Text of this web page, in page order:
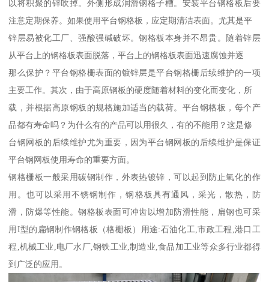
以将积聚的锌吹掉。外侧形成润滑钢格子槽。安装平台钢格板后要
注意定期保养。如果使用平台钢格板，应定期清洁表面。尤其是平
锌层易被化工厂、强酸强碱破坏。钢格板本身并不昂贵。随着锌层
从平台上的钢格板表面脱落，平台上的钢格板表面迅速腐蚀并逐
那么保护？平台钢格栅表面的镀锌层是平台钢格栅后续维护的一项
主要工作。其次，由于高原钢板的硬度随着材料的变化而变化，所
载，并根据高原钢板的规格施加适当的载荷。平台钢格板，每个产
品都有寿命吗？为什么有的产品可以用很久，有的不能用？这是修
台钢网板的后续维护尤为重要，因为平台钢网板的后续维护是保证
平台钢网板使用寿命的重要方面。
钢格栅板一般采用碳钢制作，外表热镀锌，可以起到防止氧化的作
用。也可以采用不锈钢制作，钢格板具有通风，采光，散热，防
滑，防爆等性能。钢格板表面可冲齿以增加防滑性能，扁钢也可采
用I型的扁钢制作钢格板（格栅板）用途:石油化工,市政工程,港口工
程,机械工业,电厂水厂,钢铁工业,制造业,食品加工业等众多行业都得
到广泛的应用。